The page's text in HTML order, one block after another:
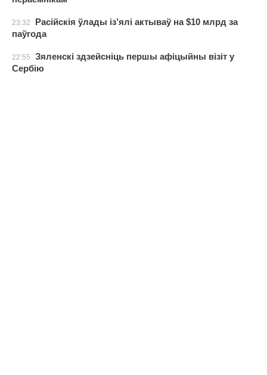
23:32
Расійскія ўлады із’ялі актываў на $10 млрд за
паўгода
22:55
Зяленскі здзейсніць першы афіцыйны візіт у
Сербію